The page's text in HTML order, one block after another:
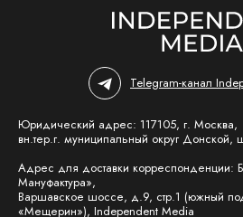
Telegram-канал
Юридический адрес: 117105, г. Москва,
вн.тер.г. муниципальный округ
Адрес для доставки корреспонденции:
Мануфактура»,
Варшавское шоссе, д.9, стр.1 (южный
«Мещерин»), Independent Media